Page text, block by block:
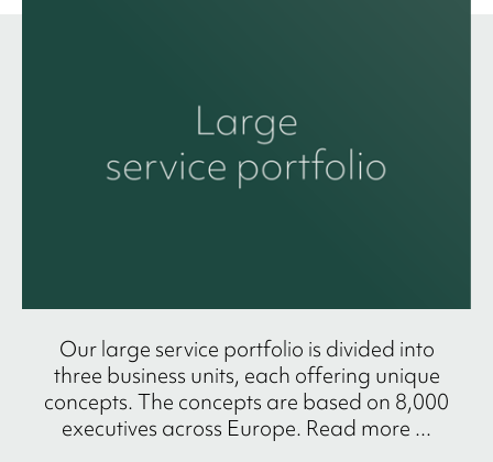
Our large service portfolio is divided into
three business units, each offering unique
concepts. The concepts are based on 8,000
executives across Europe. Read more ...